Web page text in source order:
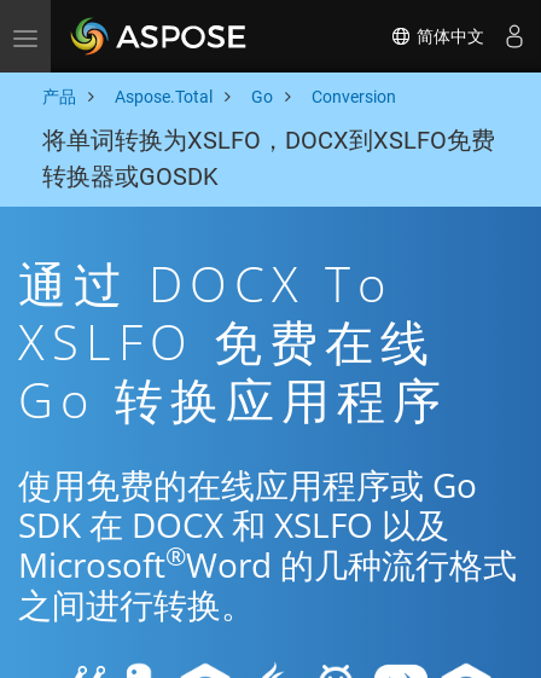
Toggle navigation 简体中文
产品 Aspose.Total Go Conversion
将单词转换为XSLFO，DOCX到XSLFO免费
转换器或GOSDK
通过 DOCX To
XSLFO 免费在线
Go 转换应用程序
使用免费的在线应用程序或 Go
SDK 在 DOCX 和 XSLFO 以及
Microsoft®Word 的几种流行格式
之间进行转换。